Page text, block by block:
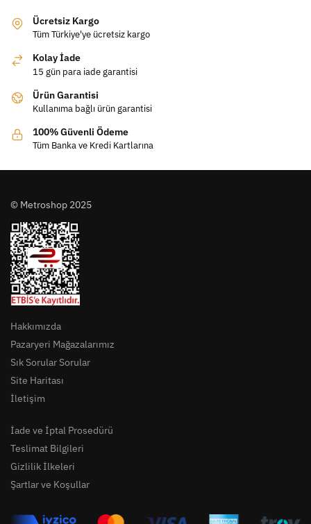
Ücretsiz Kargo
Tüm Türkiye'ye ücretsiz kargo
Kolay İade
15 gün para iade garantisi
Ürün Garantisi
Kullanıma bağlı ürün garantisi
100% Güvenli Ödeme
Tüm Banka ve Kredi Kartlarına
© Metroshop 2025
Hakkımızda
Pazaryeri Mağazalarımız
Sık Sorular Sorular
Site Haritası
İletişim
İade ve İptal Prosedürü
Teslimat Bilgileri
Gizlilik İlkeleri
Şartlar ve Koşullar